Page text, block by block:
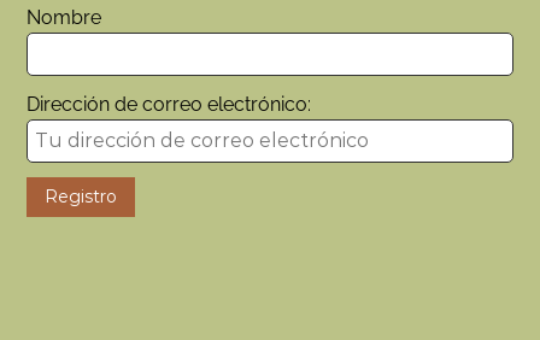
Nombre
Dirección de correo electrónico: